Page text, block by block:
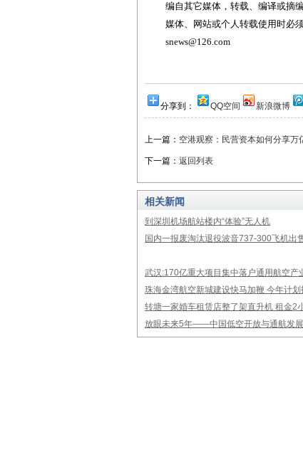
编自其它媒体，转载、编译或摘
媒体、网站或个人转载使用时必
snews@126.com
分享到： QQ空间 新浪微博
上一篇： 空港观察：民营资本如何分享万
下一篇： 返回列表
相关新闻
到深圳机场航站楼内“体验”无人机
国内一报废淘汰退役波音737-300飞机出
武汉:170亿重大项目集中落户通用航空产
珠海金湾航空新城建设快马加鞭 今年计
转塘一家婚车租赁店整了架直升机 租金2
放眼未来5年——中国低空开放与通航发